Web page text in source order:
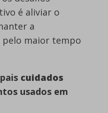
é aliviar o
a
maior tempo
cuidados
usados em